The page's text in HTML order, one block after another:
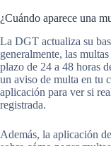
¿Cuándo aparece una
La DGT actualiza su
generalmente, las
plazo de 24 a 48 horas
un aviso de multa en tu
aplicación para ver si
registrada.
Además, la aplicación